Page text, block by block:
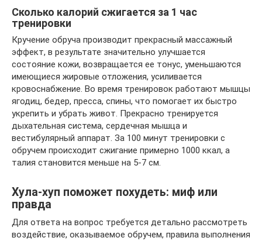
Сколько калорий сжигается за 1 час
тренировки
Кручение обруча производит прекрасный массажный
эффект, в результате значительно улучшается
состояние кожи, возвращается ее тонус, уменьшаются
имеющиеся жировые отложения, усиливается
кровоснабжение. Во время тренировок работают мышцы
ягодиц, бедер, пресса, спины, что помогает их быстро
укрепить и убрать живот. Прекрасно тренируется
дыхательная система, сердечная мышца и
вестибулярный аппарат. За 100 минут тренировки с
обручем происходит сжигание примерно 1000 ккал, а
талия становится меньше на 5-7 см.
Хула-хуп поможет похудеть: миф или
правда
Для ответа на вопрос требуется детально рассмотреть
воздействие, оказываемое обручем, правила выполнения